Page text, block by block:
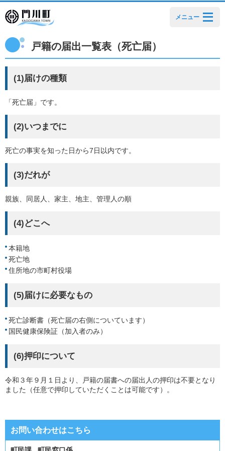
メニュー
戸籍の届出一覧表（死亡届）
(1)届けの種類
「死亡届」です。
(2)いつまでに
死亡の事実を知った日から7日以内です。
(3)だれが
親族、同居人、家主、地主、管理人の順
(4)どこへ
本籍地
死亡地
住所地の市町村役場
(5)届けに必要なもの
死亡診断書（死亡届の右側についています）
国民健康保険証（加入者のみ）
(6)押印について
令和３年９月１日より、戸籍の届書への届出人の押印は不要となり
ました（任意で押印していただくことは可能です）。
お問い合わせはこちら